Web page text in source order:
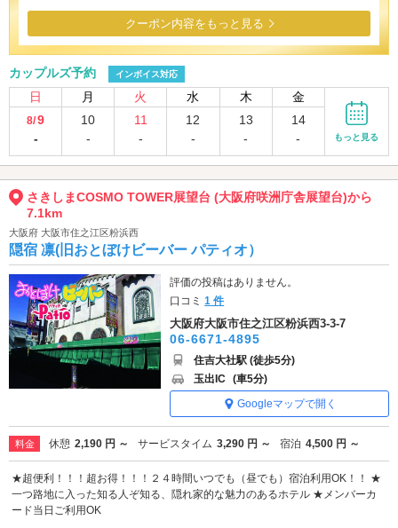
クーポン内容をもっと見る
カップルズ予約 インボイス対応
日 月 火 水 木 金
8/9
-
10
-
11
-
12
-
13
-
14
-
もっと見る
さきしまCOSMO TOWER展望台 (大阪府咲洲庁舎展望台)から
7.1km
大阪府 大阪市住之江区粉浜西
隠宿 凛(旧おとぼけビーバー パティオ）
評価の投稿はありません。
口コミ1 件
大阪府大阪市住之江区粉浜西3-3-7
06-6671-4895
住吉大社駅 (徒歩5分)
玉出IC (車5分)
Googleマップで開く
料金 休憩 2,190 円 ～ サービスタイム 3,290 円 ～ 宿泊 4,500 円 ～
★超便利！！！超お得！！！２４時間いつでも（昼でも）宿泊利用OK！！ ★
一つ路地に入った知る人ぞ知る、隠れ家的な魅力のあるホテル ★メンバーカ
ード当日ご利用OK